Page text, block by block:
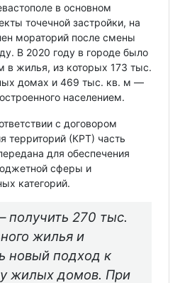
в основном
точечной застройки, на
мораторий после смены
В 2020 году в городе было
в жилья, из которых 173 тыс.
домах и 469 тыс. кв. м —
населением.
с договором
территорий (КРТ) часть
для обеспечения
сферы и
категорий.
270 тыс.
жилья и
новый подход к
жилых домов. При